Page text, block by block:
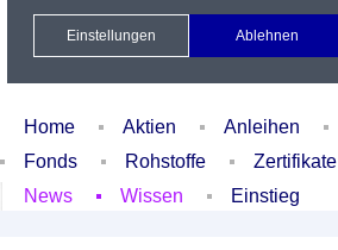
Xetra Realtime
Watchlist Portfolio
Home Aktien Anleihen
Fonds
Rohstoffe Zertifikate
News
Wissen Einstieg
Einstellungen Ablehnen